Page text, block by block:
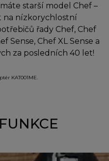
starší model Chef –
na nízkorychlostní
řady Chef, Chef
Sense, Chef XL Sense a
za posledních 40 let!
KAT001ME.